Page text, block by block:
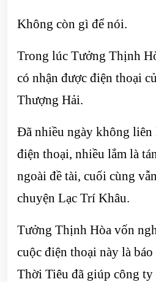
Không còn gì để nói.
Trong lúc Tưởng Thịnh
có nhận được điện thoại
Thượng Hải.
Đã nhiều ngày không liên
điện thoại, nhiều lắm là
ngoài đề tài, cuối cùng
chuyện Lạc Trí Khâu.
Tưởng Thịnh Hòa vốn
cuộc điện thoại này là
Thời Tiêu đã giúp công ty